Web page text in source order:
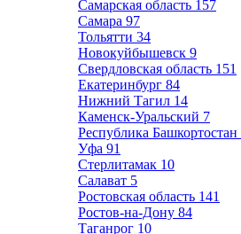
Самарская область 157
Самара 97
Тольятти 34
Новокуйбышевск 9
Свердловская область 151
Екатеринбург 84
Нижний Тагил 14
Каменск-Уральский 7
Республика Башкортостан
Уфа 91
Стерлитамак 10
Салават 5
Ростовская область 141
Ростов-на-Дону 84
Таганрог 10